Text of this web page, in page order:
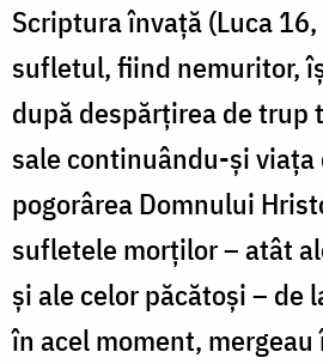
Scriptura învață (Luca
sufletul, fiind nemuritor,
după despărțirea de
sale continuându-și viața
pogorârea Domnului
sufletele morților – atât
și ale celor păcătoși – de
în acel moment, mergeau